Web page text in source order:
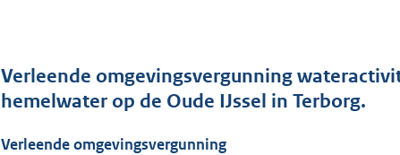
Verleende omgevingsvergunning
hemelwater op de Oude IJssel in Terborg.
Verleende omgevingsvergunning